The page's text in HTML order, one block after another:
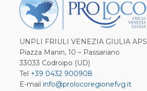
UNPLI FRIULI VENEZIA GIULIA APS
Piazza Manin, 10 – Passariano
33033 Codroipo (UD)
Tel +39 0432 900908
E-mail info@prolocoregionefvg.it